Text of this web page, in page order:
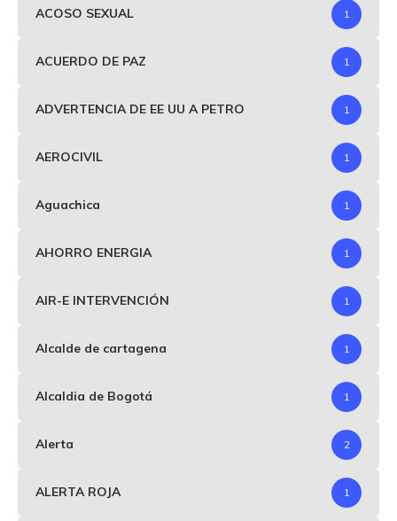
ACOSO SEXUAL 1
ACUERDO DE PAZ 1
ADVERTENCIA DE EE UU A PETRO 1
AEROCIVIL 1
Aguachica 1
AHORRO ENERGIA 1
AIR-E INTERVENCIÓN 1
Alcalde de cartagena 1
Alcaldia de Bogotá 1
Alerta 2
ALERTA ROJA 1